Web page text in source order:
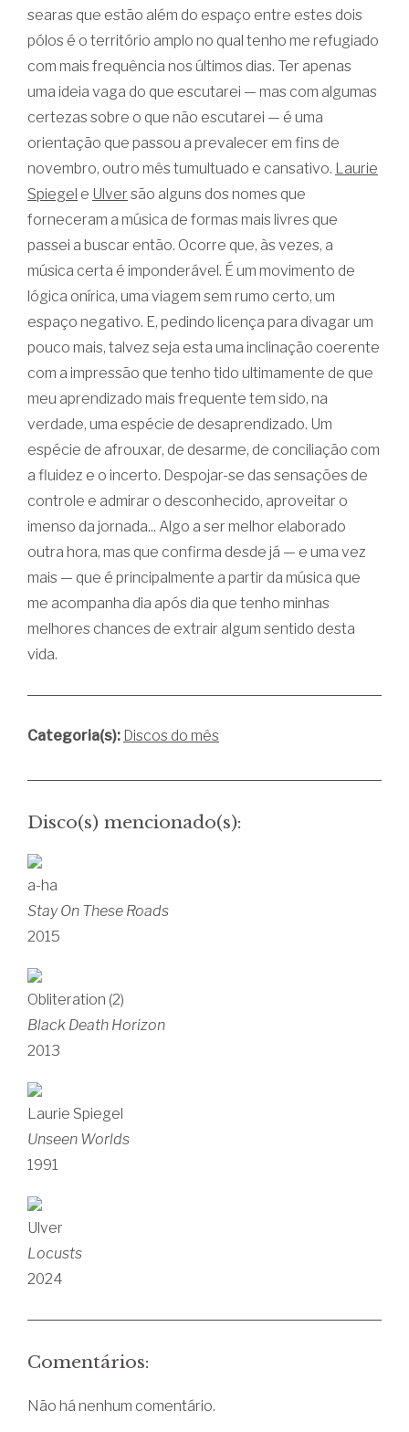
searas que estão além do espaço entre estes dois
pólos é o território amplo no qual tenho me refugiado
com mais frequência nos últimos dias. Ter apenas
uma ideia vaga do que escutarei — mas com algumas
certezas sobre o que não escutarei — é uma
orientação que passou a prevalecer em fins de
novembro, outro mês tumultuado e cansativo. Laurie
Spiegel e Ulver são alguns dos nomes que
forneceram a música de formas mais livres que
passei a buscar então. Ocorre que, às vezes, a
música certa é imponderável. É um movimento de
lógica onírica, uma viagem sem rumo certo, um
espaço negativo. E, pedindo licença para divagar um
pouco mais, talvez seja esta uma inclinação coerente
com a impressão que tenho tido ultimamente de que
meu aprendizado mais frequente tem sido, na
verdade, uma espécie de desaprendizado. Um
espécie de afrouxar, de desarme, de conciliação com
a fluidez e o incerto. Despojar-se das sensações de
controle e admirar o desconhecido, aproveitar o
imenso da jornada... Algo a ser melhor elaborado
outra hora, mas que confirma desde já — e uma vez
mais — que é principalmente a partir da música que
me acompanha dia após dia que tenho minhas
melhores chances de extrair algum sentido desta
vida.
Categoria(s): Discos do mês
Disco(s) mencionado(s):
a-ha
Stay On These Roads
2015
Obliteration (2)
Black Death Horizon
2013
Laurie Spiegel
Unseen Worlds
1991
Ulver
Locusts
2024
Comentários:
Não há nenhum comentário.